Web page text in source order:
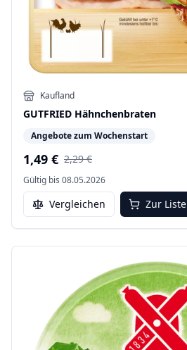
Kaufland
GUTFRIED Hähnchenbraten
Angebote zum Wochenstart
1,49 € 2,29 €
Gültig bis 08.05.2026
Vergleichen Zur Liste